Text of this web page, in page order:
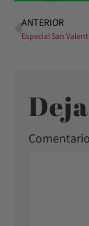
ANTERIOR
Especial San
Comentario